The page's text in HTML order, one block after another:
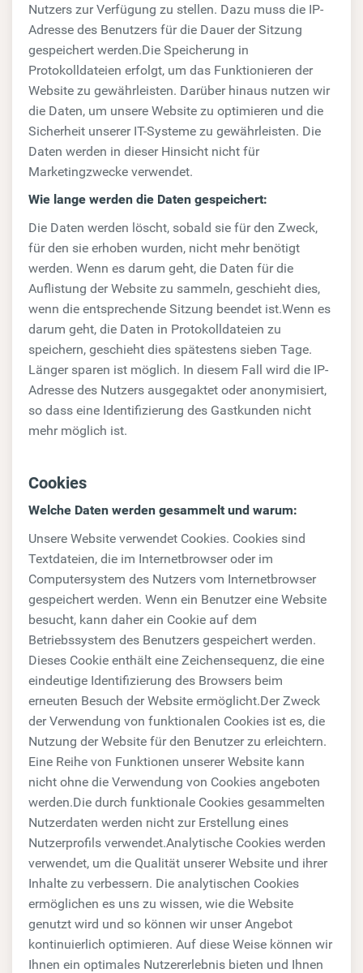
Nutzers zur Verfügung zu stellen. Dazu muss die IP-
Adresse des Benutzers für die Dauer der Sitzung
gespeichert werden.Die Speicherung in
Protokolldateien erfolgt, um das Funktionieren der
Website zu gewährleisten. Darüber hinaus nutzen wir
die Daten, um unsere Website zu optimieren und die
Sicherheit unserer IT-Systeme zu gewährleisten. Die
Daten werden in dieser Hinsicht nicht für
Marketingzwecke verwendet.
Wie lange werden die Daten gespeichert:
Die Daten werden löscht, sobald sie für den Zweck,
für den sie erhoben wurden, nicht mehr benötigt
werden. Wenn es darum geht, die Daten für die
Auflistung der Website zu sammeln, geschieht dies,
wenn die entsprechende Sitzung beendet ist.Wenn es
darum geht, die Daten in Protokolldateien zu
speichern, geschieht dies spätestens sieben Tage.
Länger sparen ist möglich. In diesem Fall wird die IP-
Adresse des Nutzers ausgegaktet oder anonymisiert,
so dass eine Identifizierung des Gastkunden nicht
mehr möglich ist.
Cookies
Welche Daten werden gesammelt und warum:
Unsere Website verwendet Cookies. Cookies sind
Textdateien, die im Internetbrowser oder im
Computersystem des Nutzers vom Internetbrowser
gespeichert werden. Wenn ein Benutzer eine Website
besucht, kann daher ein Cookie auf dem
Betriebssystem des Benutzers gespeichert werden.
Dieses Cookie enthält eine Zeichensequenz, die eine
eindeutige Identifizierung des Browsers beim
erneuten Besuch der Website ermöglicht.Der Zweck
der Verwendung von funktionalen Cookies ist es, die
Nutzung der Website für den Benutzer zu erleichtern.
Eine Reihe von Funktionen unserer Website kann
nicht ohne die Verwendung von Cookies angeboten
werden.Die durch funktionale Cookies gesammelten
Nutzerdaten werden nicht zur Erstellung eines
Nutzerprofils verwendet.Analytische Cookies werden
verwendet, um die Qualität unserer Website und ihrer
Inhalte zu verbessern. Die analytischen Cookies
ermöglichen es uns zu wissen, wie die Website
genutzt wird und so können wir unser Angebot
kontinuierlich optimieren. Auf diese Weise können wir
Ihnen ein optimales Nutzererlebnis bieten und Ihnen